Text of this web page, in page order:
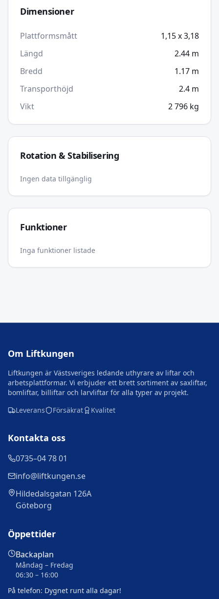
Dimensioner
Plattformsmått
1,15 x 3,18
Längd
2.44 m
Bredd
1.17 m
Transporthöjd
2.4 m
Vikt
2 796 kg
Rotation & Stabilisering
Ingen data tillgänglig
Funktioner
Inga funktioner listade
Om Liftkungen
Liftkungen är Västsveriges ledande uthyrare av liftar och
arbetsplattformar. Vi erbjuder ett brett sortiment av saxliftar,
bomliftar, billiftar och larvliftar för alla typer av projekt.
Leverans
Försäkrat Kvalitet
Kontakta oss
0735–04 78 01
info@liftkungen.se
Hildedalsgatan 126A
Göteborg
Öppettider
Backaplan
Måndag – Fredag
06:30 – 16:00
På telefon: Dygnet runt alla dagar!